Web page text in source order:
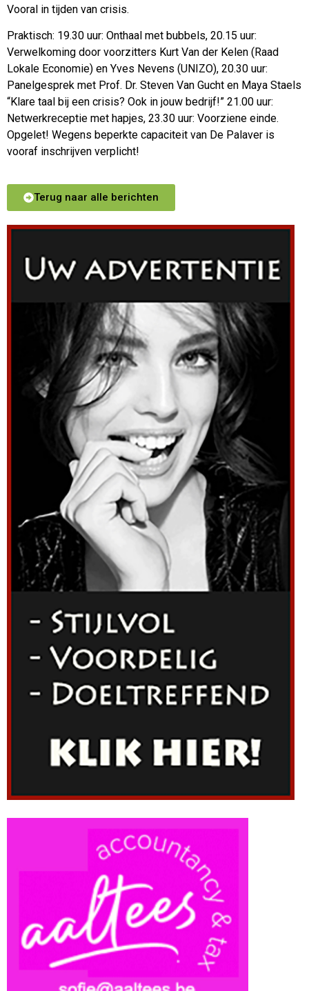
Vooral in tijden van crisis.
Praktisch: 19.30 uur: Onthaal met bubbels, 20.15 uur:
Verwelkoming door voorzitters Kurt Van der Kelen (Raad
Lokale Economie) en Yves Nevens (UNIZO), 20.30 uur:
Panelgesprek met Prof. Dr. Steven Van Gucht en Maya Staels
“Klare taal bij een crisis? Ook in jouw bedrijf!” 21.00 uur:
Netwerkreceptie met hapjes, 23.30 uur: Voorziene einde.
Opgelet! Wegens beperkte capaciteit van De Palaver is
vooraf inschrijven verplicht!
Terug naar alle berichten